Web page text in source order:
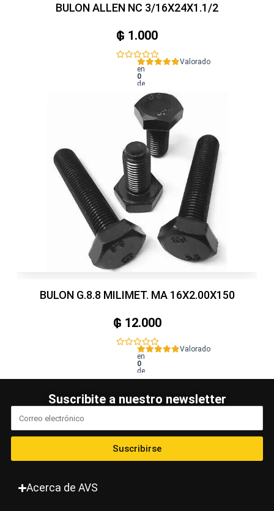
BULON ALLEN NC 3/16X24X1.1/2
₲ 1.000
Valorado
en
0
de
BULON G.8.8 MILIMET. MA 16X2.00X150
₲ 12.000
Valorado
en
0
de
5
Suscribite a nuestro newsletter
Suscribirse
Acerca de AVS